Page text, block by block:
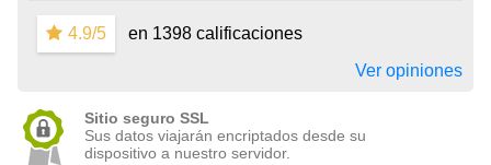
4.9/5
en 1398 calificaciones
Ver opiniones
Sitio seguro SSL
Sus datos viajarán encriptados desde su
dispositivo a nuestro servidor.